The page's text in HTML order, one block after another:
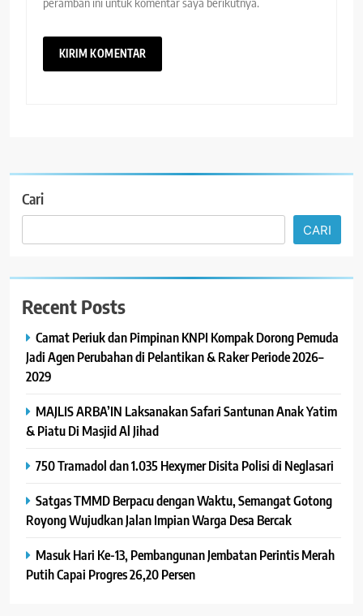
Cari
CARI
Recent Posts
Camat Periuk dan Pimpinan KNPI Kompak Dorong Pemuda
Jadi Agen Perubahan di Pelantikan & Raker Periode 2026–
2029
MAJLIS ARBA’IN Laksanakan Safari Santunan Anak Yatim
& Piatu Di Masjid Al Jihad
750 Tramadol dan 1.035 Hexymer Disita Polisi di Neglasari
Satgas TMMD Berpacu dengan Waktu, Semangat Gotong
Royong Wujudkan Jalan Impian Warga Desa Bercak
Masuk Hari Ke-13, Pembangunan Jembatan Perintis Merah
Putih Capai Progres 26,20 Persen